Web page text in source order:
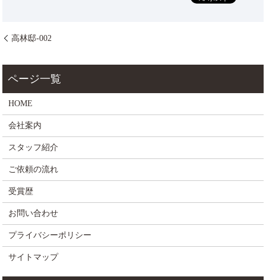
高林邸-002
HOME
会社案内
スタッフ紹介
ご依頼の流れ
受賞歴
お問い合わせ
プライバシーポリシー
サイトマップ